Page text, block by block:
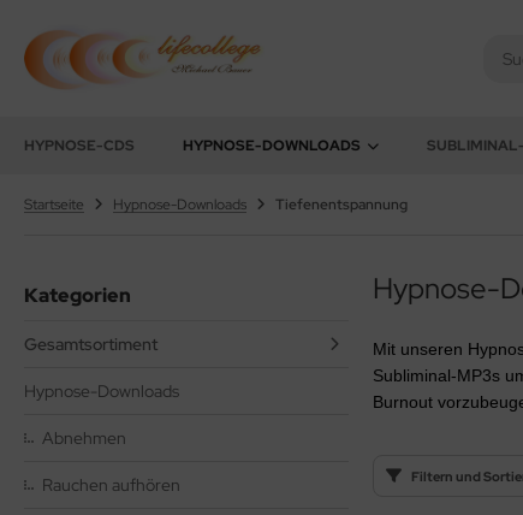
HYPNOSE-CDS HYPNOSE-DOWNLOADS
Startseite Hypnose-Downloads Tiefenentspannung
Kategorien
Gesamtsortiment
Hypnose-Downloads
Abnehmen
Rauchen aufhören
Hypnose-
Mit unseren
Subliminal-MP3s
Burnout
Filtern und
Bauer - Lifecollege